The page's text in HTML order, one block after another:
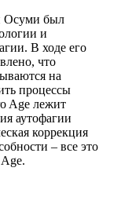
Осуми был
и
В ходе его
что
на
процессы
Age лежит
аутофагии
коррекция
– все это